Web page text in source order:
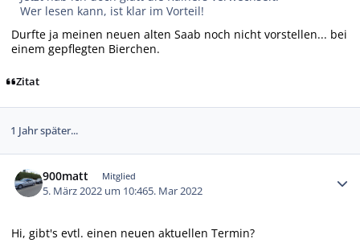
Wer lesen kann, ist klar im Vorteil!
Durfte ja meinen neuen alten Saab noch nicht vorstellen... bei
einem gepflegten Bierchen.
Zitat
1 Jahr später...
900matt Mitglied
5. März 2022 um 10:465. Mar 2022
Hi, gibt's evtl. einen neuen aktuellen Termin?